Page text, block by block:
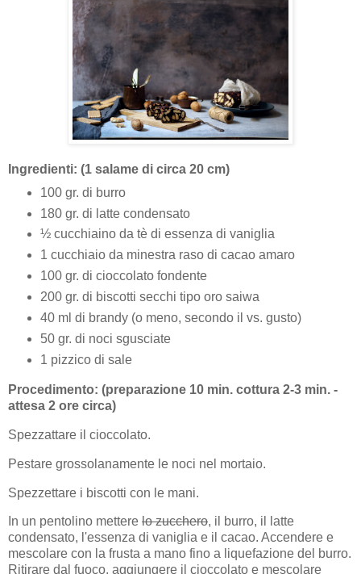
Ingredienti: (1 salame di circa 20 cm)
100 gr. di burro
180 gr. di latte condensato
½ cucchiaino da tè di essenza di vaniglia
1 cucchiaio da minestra raso di cacao amaro
100 gr. di cioccolato fondente
200 gr. di biscotti secchi tipo oro saiwa
40 ml di brandy (o meno, secondo il vs. gusto)
50 gr. di noci sgusciate
1 pizzico di sale
Procedimento: (preparazione 10 min. cottura 2-3 min. -
attesa 2 ore circa)
Spezzattare il cioccolato.
Pestare grossolanamente le noci nel mortaio.
Spezzettare i biscotti con le mani.
In un pentolino mettere lo zucchero, il burro, il latte
condensato, l'essenza di vaniglia e il cacao. Accendere e
mescolare con la frusta a mano fino a liquefazione del burro.
Ritirare dal fuoco, aggiungere il cioccolato e mescolare